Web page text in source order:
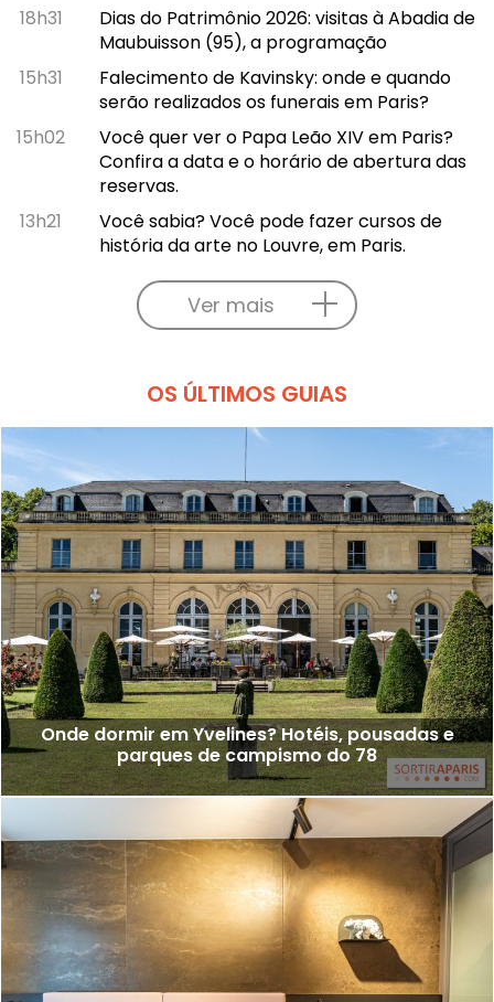
18h31
Dias do Patrimônio 2026: visitas à Abadia de
Maubuisson (95), a programação
15h31
Falecimento de Kavinsky: onde e quando
serão realizados os funerais em Paris?
15h02
Você quer ver o Papa Leão XIV em Paris?
Confira a data e o horário de abertura das
reservas.
13h21
Você sabia? Você pode fazer cursos de
história da arte no Louvre, em Paris.
Ver mais
OS ÚLTIMOS GUIAS
Onde dormir em Yvelines? Hotéis, pousadas e
parques de campismo do 78